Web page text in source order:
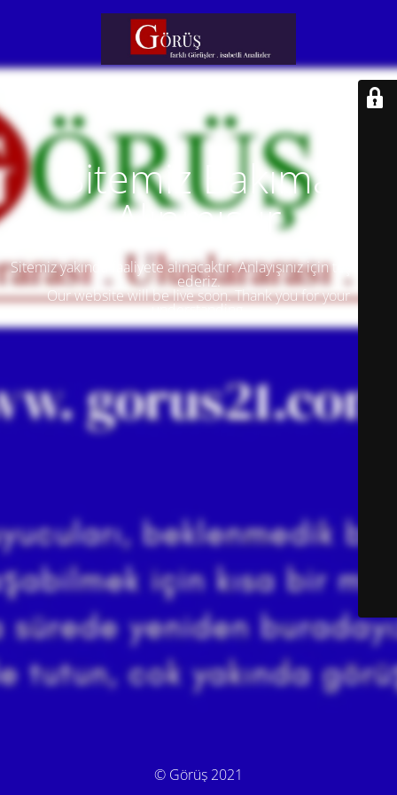
Sitemiz Bakıma
Alınmıştır
Sitemiz yakında faaliyete alınacaktır. Anlayışınız için teşekkür
ederiz.
Our website will be live soon. Thank you for your
understanding.
© Görüş 2021